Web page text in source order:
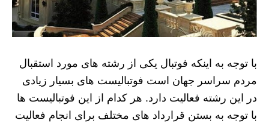
با توجه به اینکه فوتبال یکی از رشته‌ های مورد استقبال
مردم سراسر جهان است فوتبالیست های بسیار زیادی
در این رشته فعالیت دارد. هر کدام از این فوتبالیست ها
با توجه به بستن قرارداد های مختلف برای انجام فعالیت